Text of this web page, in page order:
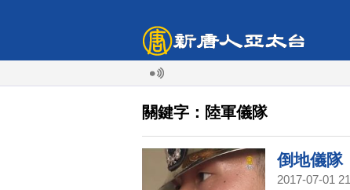
關鍵字：陸軍儀隊
倒地儀隊
2017-07-01